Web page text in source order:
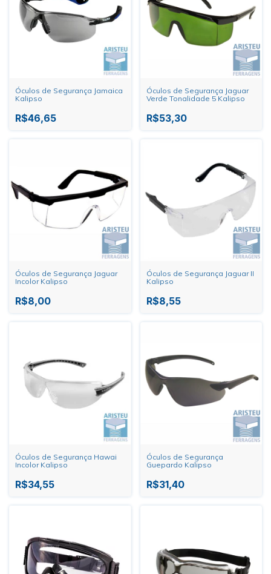
Óculos de Segurança Jamaica
Kalipso
R$46,65
Óculos de Segurança Jaguar
Verde Tonalidade 5 Kalipso
R$53,30
Óculos de Segurança Jaguar
Incolor Kalipso
R$8,00
Óculos de Segurança Jaguar II
Kalipso
R$8,55
Óculos de Segurança Hawai
Incolor Kalipso
R$34,55
Óculos de Segurança
Guepardo Kalipso
R$31,40